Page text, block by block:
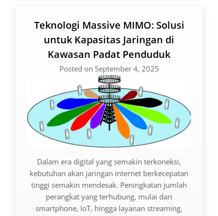
Teknologi Massive MIMO: Solusi
untuk Kapasitas Jaringan di
Kawasan Padat Penduduk
Posted on September 4, 2025
Dalam era digital yang semakin terkoneksi,
kebutuhan akan jaringan internet berkecepatan
tinggi semakin mendesak. Peningkatan jumlah
perangkat yang terhubung, mulai dari
smartphone, IoT, hingga layanan streaming,